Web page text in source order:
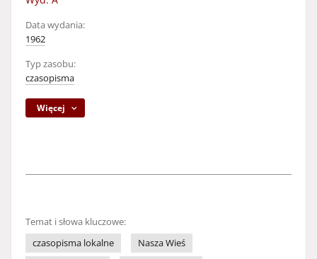
Data wydania:
1962
Typ zasobu:
czasopisma
Więcej
Temat i słowa kluczowe:
czasopisma lokalne
Nasza Wieś